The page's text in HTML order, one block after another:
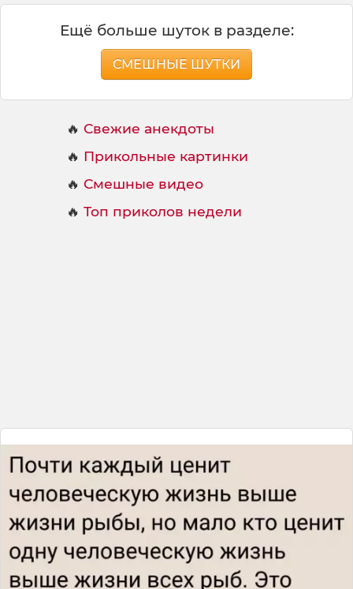
Ещё больше шуток в разделе:
СМЕШНЫЕ ШУТКИ
🔥 Свежие анекдоты
🔥 Прикольные картинки
🔥 Смешные видео
🔥 Топ приколов недели